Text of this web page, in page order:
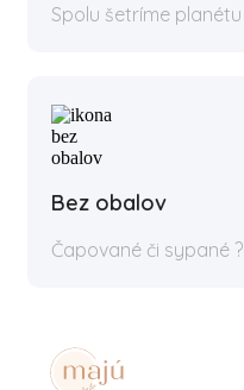
Spolu šetríme planétu
Bez obalov
Čapované či sypané ?